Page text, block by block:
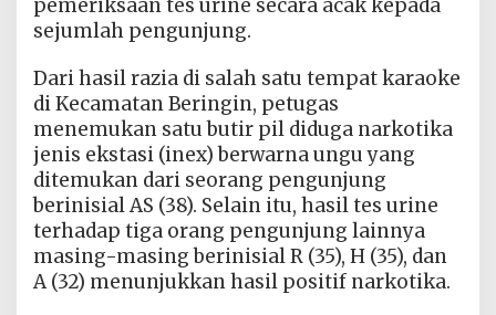
pemeriksaan tes urine secara acak kepada
sejumlah pengunjung.
Dari hasil razia di salah satu tempat karaoke
di Kecamatan Beringin, petugas
menemukan satu butir pil diduga narkotika
jenis ekstasi (inex) berwarna ungu yang
ditemukan dari seorang pengunjung
berinisial AS (38). Selain itu, hasil tes urine
terhadap tiga orang pengunjung lainnya
masing-masing berinisial R (35), H (35), dan
A (32) menunjukkan hasil positif narkotika.